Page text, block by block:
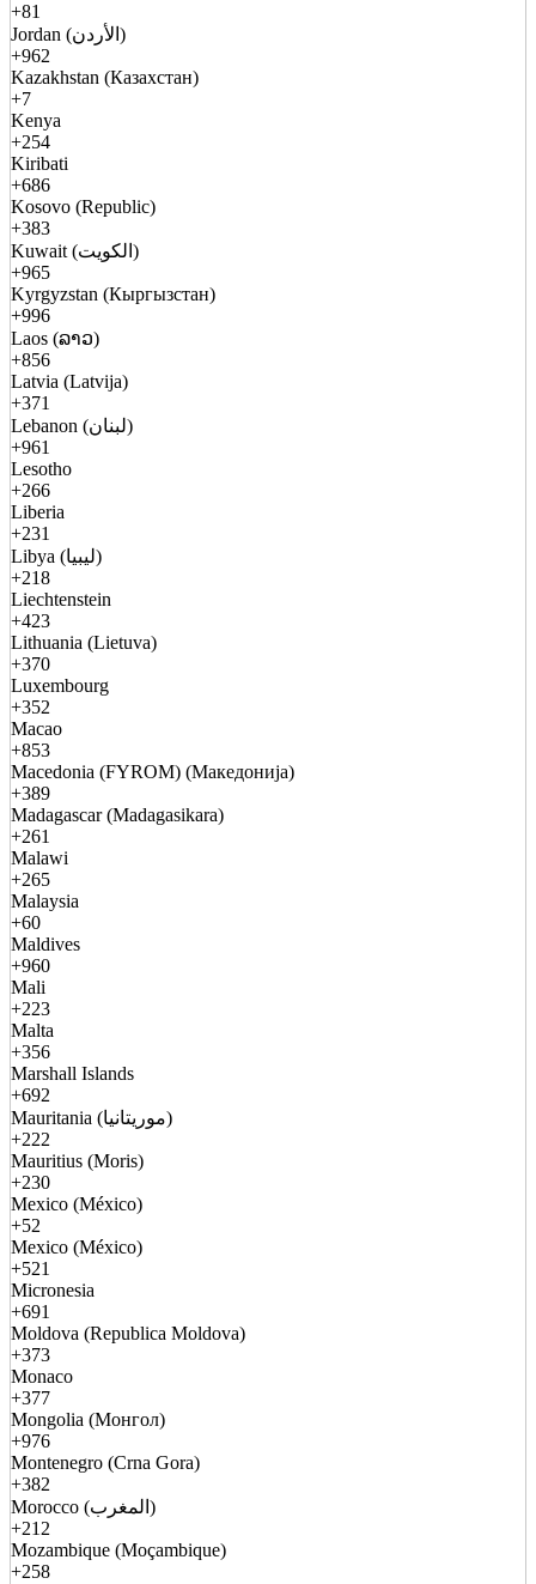
+81
Jordan (الأردن)
+962
Kazakhstan (Казахстан)
+7
Kenya
+254
Kiribati
+686
Kosovo (Republic)
+383
Kuwait (الكويت)
+965
Kyrgyzstan (Кыргызстан)
+996
Laos (ລາວ)
+856
Latvia (Latvija)
+371
Lebanon (لبنان)
+961
Lesotho
+266
Liberia
+231
Libya (ليبيا)
+218
Liechtenstein
+423
Lithuania (Lietuva)
+370
Luxembourg
+352
Macao
+853
Macedonia (FYROM) (Македонија)
+389
Madagascar (Madagasikara)
+261
Malawi
+265
Malaysia
+60
Maldives
+960
Mali
+223
Malta
+356
Marshall Islands
+692
Mauritania (موريتانيا)
+222
Mauritius (Moris)
+230
Mexico (México)
+52
Mexico (México)
+521
Micronesia
+691
Moldova (Republica Moldova)
+373
Monaco
+377
Mongolia (Монгол)
+976
Montenegro (Crna Gora)
+382
Morocco (المغرب)
+212
Mozambique (Moçambique)
+258